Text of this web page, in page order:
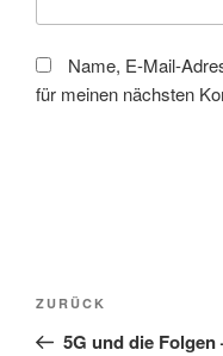
Name, E-Mail-
für meinen nächsten
Beitragsnavigation
Vorheriger
Beitrag
ZURÜCK
5G und die Folgen